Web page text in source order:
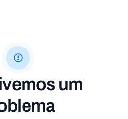
um